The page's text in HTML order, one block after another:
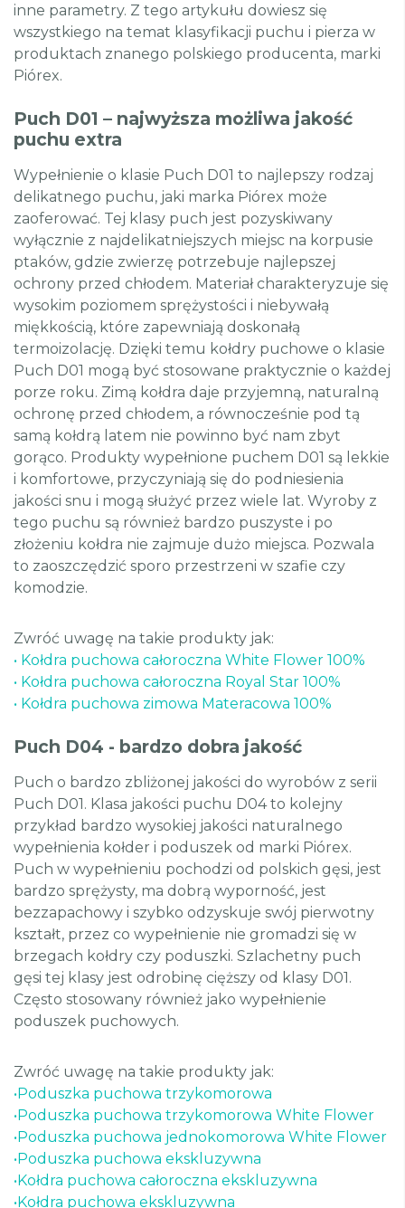
inne parametry. Z tego artykułu dowiesz się
wszystkiego na temat klasyfikacji puchu i pierza w
produktach znanego polskiego producenta, marki
Piórex.
Puch D01 – najwyższa możliwa jakość
puchu extra
Wypełnienie o klasie Puch D01 to najlepszy rodzaj
delikatnego puchu, jaki marka Piórex może
zaoferować. Tej klasy puch jest pozyskiwany
wyłącznie z najdelikatniejszych miejsc na korpusie
ptaków, gdzie zwierzę potrzebuje najlepszej
ochrony przed chłodem. Materiał charakteryzuje się
wysokim poziomem sprężystości i niebywałą
miękkością, które zapewniają doskonałą
termoizolację. Dzięki temu kołdry puchowe o klasie
Puch D01 mogą być stosowane praktycznie o każdej
porze roku. Zimą kołdra daje przyjemną, naturalną
ochronę przed chłodem, a równocześnie pod tą
samą kołdrą latem nie powinno być nam zbyt
gorąco. Produkty wypełnione puchem D01 są lekkie
i komfortowe, przyczyniają się do podniesienia
jakości snu i mogą służyć przez wiele lat. Wyroby z
tego puchu są również bardzo puszyste i po
złożeniu kołdra nie zajmuje dużo miejsca. Pozwala
to zaoszczędzić sporo przestrzeni w szafie czy
komodzie.
Zwróć uwagę na takie produkty jak:
• Kołdra puchowa całoroczna White Flower 100%
• Kołdra puchowa całoroczna Royal Star 100%
• Kołdra puchowa zimowa Materacowa 100%
Puch D04 - bardzo dobra jakość
Puch o bardzo zbliżonej jakości do wyrobów z serii
Puch D01. Klasa jakości puchu D04 to kolejny
przykład bardzo wysokiej jakości naturalnego
wypełnienia kołder i poduszek od marki Piórex.
Puch w wypełnieniu pochodzi od polskich gęsi, jest
bardzo sprężysty, ma dobrą wyporność, jest
bezzapachowy i szybko odzyskuje swój pierwotny
kształt, przez co wypełnienie nie gromadzi się w
brzegach kołdry czy poduszki. Szlachetny puch
gęsi tej klasy jest odrobinę cięższy od klasy D01.
Często stosowany również jako wypełnienie
poduszek puchowych.
Zwróć uwagę na takie produkty jak:
•Poduszka puchowa trzykomorowa
•Poduszka puchowa trzykomorowa White Flower
•Poduszka puchowa jednokomorowa White Flower
•Poduszka puchowa ekskluzywna
•Kołdra puchowa całoroczna ekskluzywna
•Kołdra puchowa ekskluzywna